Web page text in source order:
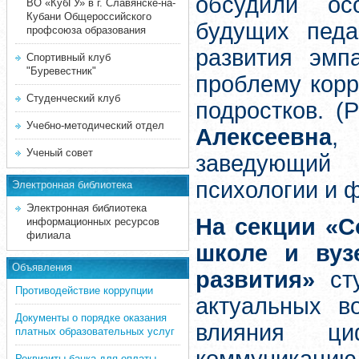
ВО «КубГУ» в г. Славянске-на-
Кубани Общероссийского
профсоюза образования
Спортивный клуб
"Буревестник"
Студенческий клуб
Учебно-методический отдел
Ученый совет
Электронная библиотека
Электронная библиотека
информационных ресурсов
филиала
Объявления
Противодействие коррупции
Документы о порядке оказания
платных образовательных услуг
будущих
развития
проблему
подростков.
Алексеевна,
заведующий
психологии и
На секции
школе и
развития»
актуальных
влияния